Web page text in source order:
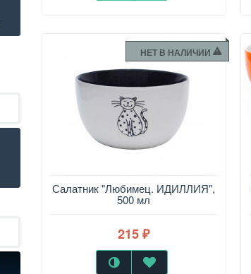
НЕТ В НАЛИЧИИ
Салатник "Любимец. ИДИЛЛИЯ",
500 мл
215 ₽